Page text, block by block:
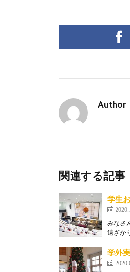
Author
関連する記事
学生
みなさ
遠ざか
学外